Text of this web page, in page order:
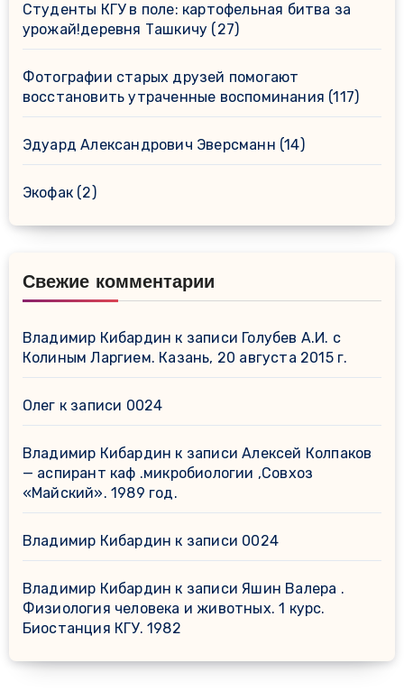
Студенты КГУ в поле: картофельная битва за
урожай!деревня Ташкичу (27)
Фотографии старых друзей помогают
восстановить утраченные воспоминания (117)
Эдуард Александрович Эверсманн (14)
Экофак(2)
Свежие комментарии
Владимир Кибардин к записи Голубев А.И. с
Колиным Ларгием. Казань, 20 августа 2015 г.
Олег к записи 0024
Владимир Кибардин к записиАлексей Колпаков
— аспирант каф .микробиологии ,Совхоз
«Майский». 1989 год.
Владимир Кибардин к записи 0024
Владимир Кибардин к записиЯшин Валера .
Физиология человека и животных. 1 курс.
Биостанция КГУ. 1982